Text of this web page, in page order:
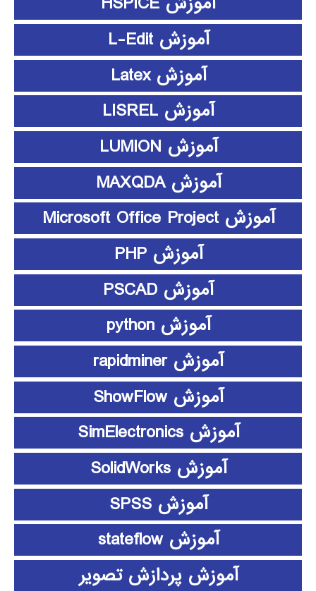
آموزش L-Edit
آموزش Latex
آموزش LISREL
آموزش LUMION
آموزش MAXQDA
آموزش Microsoft Office Project
آموزش PHP
آموزش PSCAD
آموزش python
آموزش rapidminer
آموزش ShowFlow
آموزش SimElectronics
آموزش SolidWorks
آموزش SPSS
آموزش stateflow
آموزش پردازش تصویر